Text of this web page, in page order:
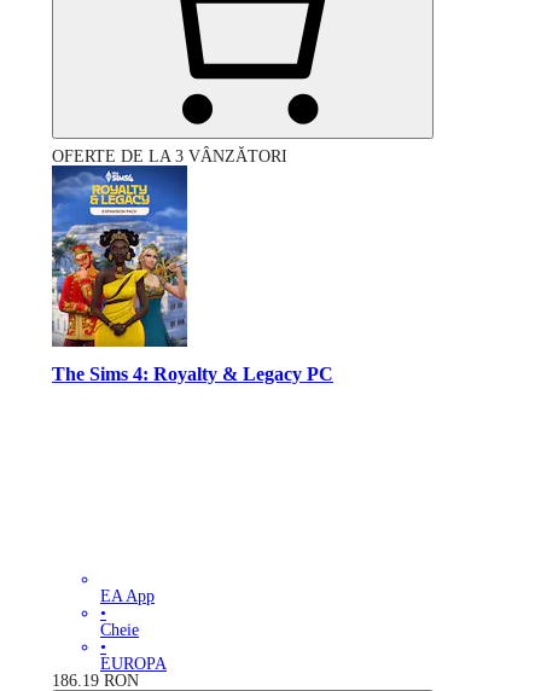
OFERTE DE LA 3 VÂNZĂTORI
The Sims 4: Royalty & Legacy PC
EA App
•
Cheie
•
EUROPA
186.19 RON